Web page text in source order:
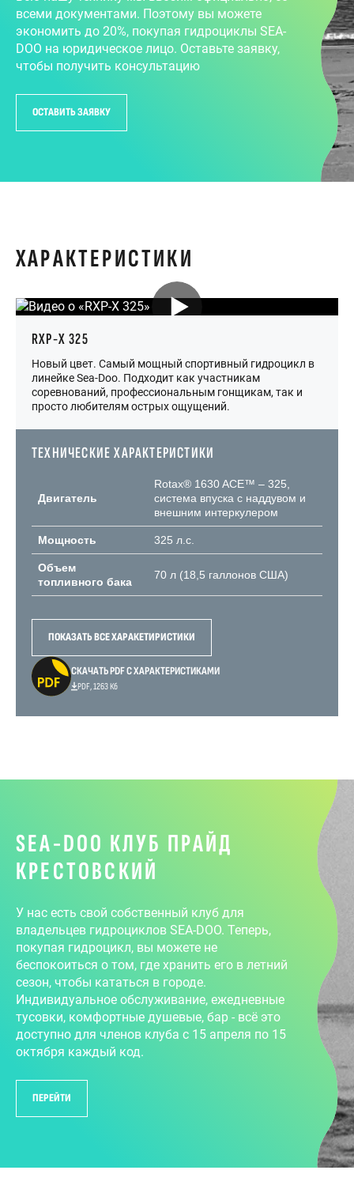
всеми документами. Поэтому вы можете
экономить до 20%, покупая гидроциклы SEA-
DOO на юридическое лицо. Оставьте заявку,
чтобы получить консультацию
ОСТАВИТЬ ЗАЯВКУ
ХАРАКТЕРИСТИКИ
RXP-X 325
Новый цвет. Самый мощный спортивный гидроцикл в
линейке Sea-Doo. Подходит как участникам
соревнований, профессиональным гонщикам, так и
просто любителям острых ощущений.
ТЕХНИЧЕСКИЕ ХАРАКТЕРИСТИКИ
Двигатель
Rotax® 1630 ACE™ – 325,
система впуска с наддувом и
внешним интеркулером
Мощность 325 л.с.
Объем
топливного бака
70 л (18,5 галлонов США)
ПОКАЗАТЬ ВСЕ ХАРАКЕТИРИСТИКИ
СКАЧАТЬ PDF С ХАРАКТЕРИСТИКАМИ
PDF, 1263 Кб
SEA-DOO КЛУБ ПРАЙД
КРЕСТОВСКИЙ
У нас есть свой собственный клуб для
владельцев гидроциклов SEA-DOO. Теперь,
покупая гидроцикл, вы можете не
беспокоиться о том, где хранить его в летний
сезон, чтобы кататься в городе.
Индивидуальное обслуживание, ежедневные
тусовки, комфортные душевые, бар - всё это
доступно для членов клуба с 15 апреля по 15
октября каждый код.
ПЕРЕЙТИ